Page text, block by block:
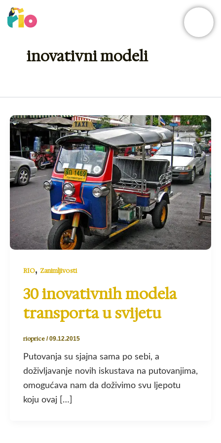
Skip
to
inovativni modeli
RIO, Zanimljivosti
30 inovativnih modela
transporta u svijetu
rioprice /09.12.2015
Putovanja su sjajna sama po sebi, a
doživljavanje novih iskustava na putovanjima,
omogućava nam da doživimo svu ljepotu
koju ovaj […]